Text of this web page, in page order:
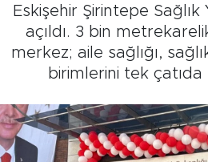
Eskişehir Şirintepe
açıldı. 3 bin
merkez; aile sağlığı,
birimlerini tek